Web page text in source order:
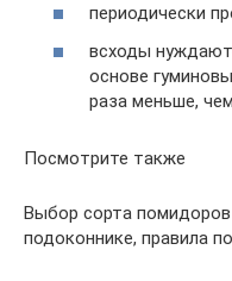
периодически
всходы
основе
раза меньше,
Посмотрите также
Выбор сорта
подоконнике, правила